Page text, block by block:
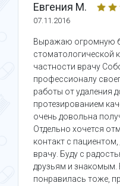
Евгения М.
07.11.2016
Выражаю огромную
стоматологической
частности врачу
профессионалу
работы от удаления
протезированием
очень довольна
Отдельно хочется
контакт с
врачу. Буду с
друзьям и знакомым.
понравилась тоже,